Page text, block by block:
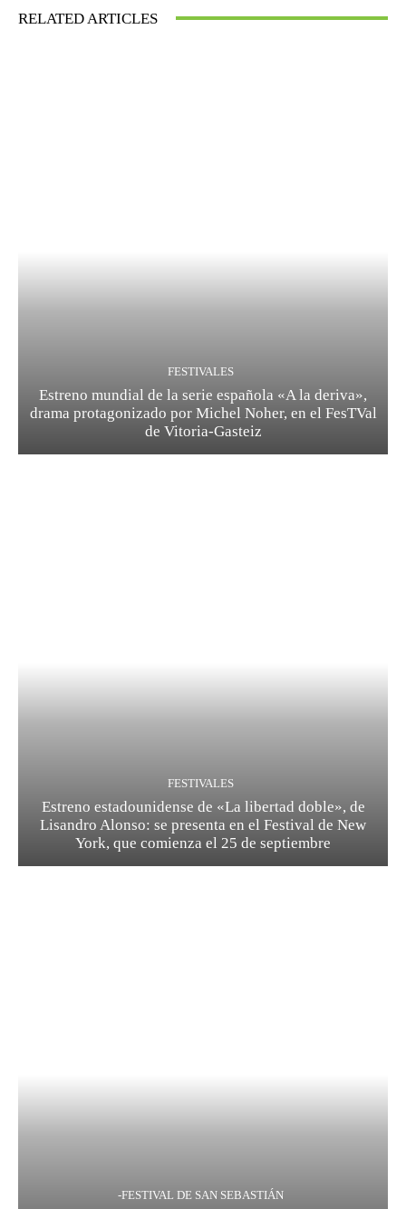
RELATED ARTICLES
FESTIVALES
Estreno mundial de la serie española «A la deriva»,
drama protagonizado por Michel Noher, en el FesTVal
de Vitoria-Gasteiz
FESTIVALES
Estreno estadounidense de «La libertad doble», de
Lisandro Alonso: se presenta en el Festival de New
York, que comienza el 25 de septiembre
-FESTIVAL DE SAN SEBASTIÁN